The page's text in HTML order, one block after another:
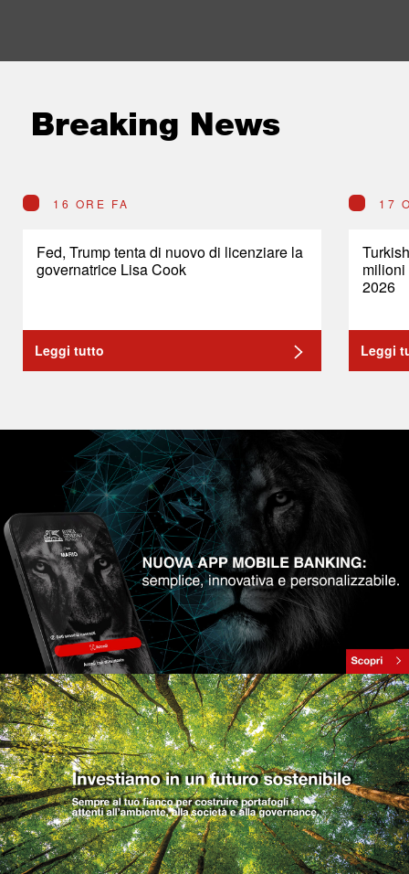
Breaking News
16 ORE FA
Fed, Trump tenta di nuovo di licenziare la
governatrice Lisa Cook
Leggi tutto
17
2026
Leggi